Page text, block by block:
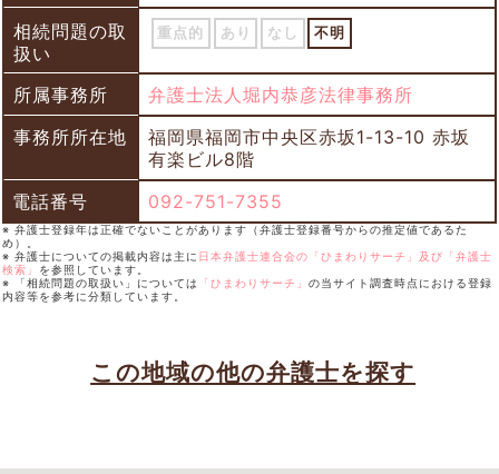
相続問題の取
扱い
重点的 あり なし 不明
所属事務所
弁護士法人堀内恭彦法律事務所
事務所所在地
福岡県福岡市中央区赤坂1-13-10 赤坂
有楽ビル8階
電話番号
092-751-7355
※ 弁護士登録年は正確でないことがあります（弁護士登録番号からの推定値であるた
め）。
※ 弁護士についての掲載内容は主に 日本弁護士連合会の「ひまわりサーチ」及び「弁護士
検索」 を参照しています。
※ 「相続問題の取扱い」については
「ひまわりサーチ」 の当サイト調査時点における登録
内容等を参考に分類しています。
この地域の他の弁護士を探す